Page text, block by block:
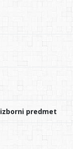
izborni predmet